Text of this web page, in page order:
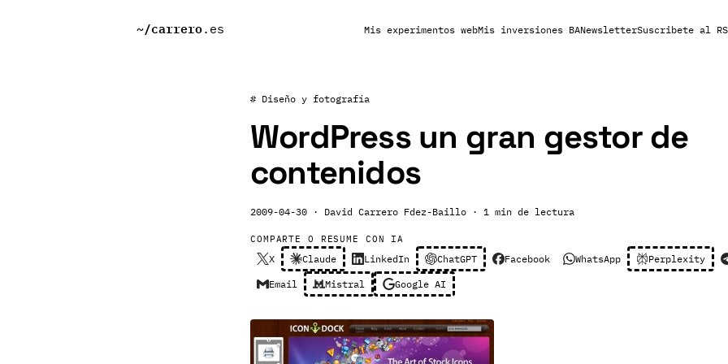
~/carrero.es Mis experimentos webMis inversiones BANewsletterSuscribete al
# Diseño y fotografía
WordPress un gran gestor de
contenidos
2009-04-30 · David Carrero Fdez-Baillo · 1 min de lectura
COMPARTE O RESUME CON IA
X Claude LinkedIn ChatGPT Facebook WhatsApp Perplexity
Email Mistral Google AI